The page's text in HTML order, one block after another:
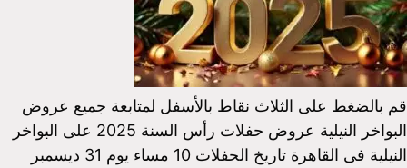
قم بالضغط على الثلاث نقاط بالأسفل لمتابعة جميع عروض
البواخر النيلية عروض حفلات رأس السنة 2025 على البواخر
النيلية فى القاهرة تاريخ الحفلات 10 مساء يوم 31 ديسمبر